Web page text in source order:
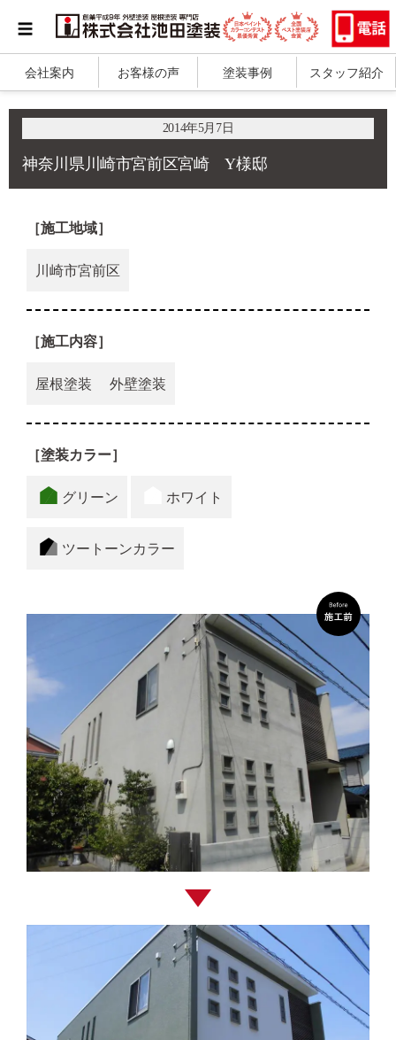
会社案内 お客様の声 塗装事例 スタッフ紹介
2014年5月7日
神奈川県川崎市宮前区宮崎 Y様邸
［施工地域］
川崎市宮前区
［施工内容］
屋根塗装 外壁塗装
［塗装カラー］
グリーン ホワイト
ツートーンカラー